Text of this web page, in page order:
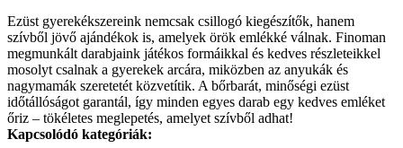
Ezüst gyerekékszereink nemcsak csillogó kiegészítők, hanem
szívből jövő ajándékok is, amelyek örök emlékké válnak. Finoman
megmunkált darabjaink játékos formáikkal és kedves részleteikkel
mosolyt csalnak a gyerekek arcára, miközben az anyukák és
nagymamák szeretetét közvetítik. A bőrbarát, minőségi ezüst
időtállóságot garantál, így minden egyes darab egy kedves emléket
őriz – tökéletes meglepetés, amelyet szívből adhat!
Kapcsolódó kategóriák: